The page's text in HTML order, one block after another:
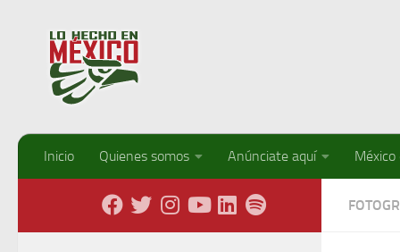
Inicio Quienes somos Anúnciate aquí